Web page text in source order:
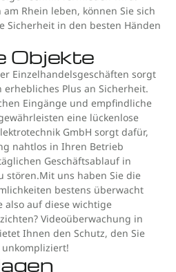
Rhein leben, können Sie sich
Sicherheit in den besten Händen
Objekte
Einzelhandelsgeschäften sorgt
Plus an Sicherheit.
Eingänge und empfindliche
eine lückenlose
GmbH sorgt dafür,
nahtlos in Ihren Betrieb
Geschäftsablauf in
stören.Mit uns haben Sie die
bestens überwacht
also auf diese wichtige
Videoüberwachung in
Ihnen den Schutz, den Sie